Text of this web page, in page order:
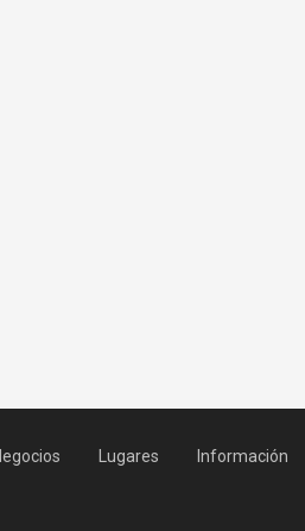
Lugares Información